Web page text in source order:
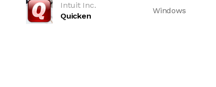
Intuit Inc.
Quicken
Windows